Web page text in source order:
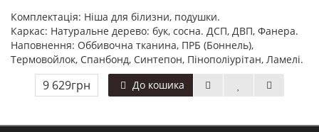
Комплектація: Ніша для білизни, подушки.
Каркас: Натуральне дерево: бук, сосна. ДСП, ДВП, Фанера.
Наповнення: Оббивочна тканина, ПРБ (Боннель),
Термовойлок, Спанбонд, Синтепон, Пінополіурітан, Ламелі.
9 629грн До кошика